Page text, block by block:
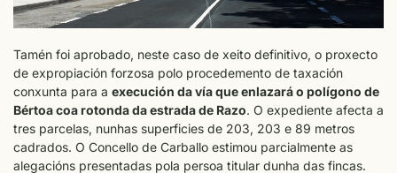
Tamén foi aprobado, neste caso de xeito definitivo, o proxecto
de expropiación forzosa polo procedemento de taxación
conxunta para a execución da vía que enlazará o polígono de
Bértoa coa rotonda da estrada de Razo. O expediente afecta a
tres parcelas, nunhas superficies de 203, 203 e 89 metros
cadrados. O Concello de Carballo estimou parcialmente as
alegacións presentadas pola persoa titular dunha das fincas.